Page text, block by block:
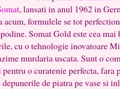
, lansati in anul 1962 in
acum, formulele se tot
Somat Gold este cea
cu o tehnologie inovatoare
murdaria uscata. Sunt o
o curatenie perfecta, fara
de piatra pe vase si